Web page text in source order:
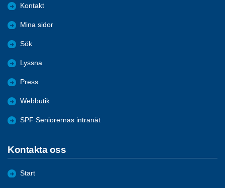
Kontakt
Mina sidor
Sök
Lyssna
Press
Webbutik
SPF Seniorernas intranät
Kontakta oss
Start